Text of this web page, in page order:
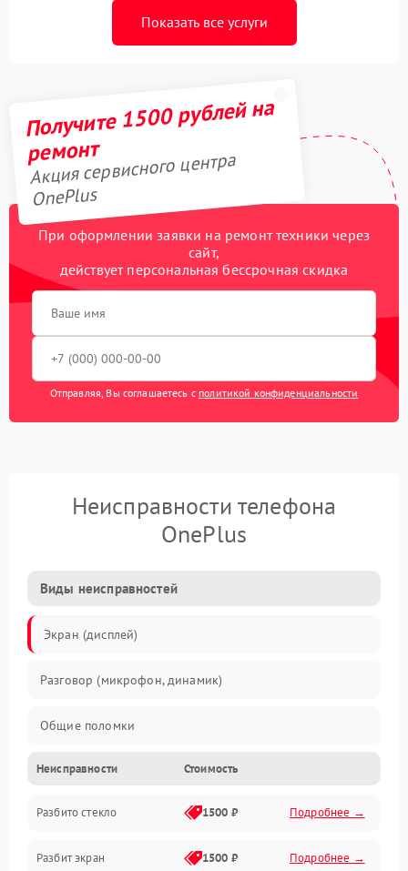
Показать все услуги
Получите 1500 рублей на
ремонт
Акция сервисного центра
OnePlus
При оформлении заявки на ремонт техники через
сайт,
действует персональная бессрочная скидка
Отправляя, Вы соглашаетесь с политикой конфиденциальности
Неисправности телефона
OnePlus
Виды неисправностей
Экран (дисплей)
Разговор (микрофон, динамик)
Общие поломки
Проблемы связи
Камеры
Проблемы с дисплеем и сенсором
Неисправности Стоимость
Разбито стекло 1500 ₽ Подробнее →
Разбит экран 1500 ₽ Подробнее →